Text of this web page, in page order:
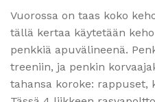
Vuorossa on taas koko
tällä kertaa käytetään
penkkiä apuvälineenä.
treeniin, ja penkin
tahansa koroke: rappuset,